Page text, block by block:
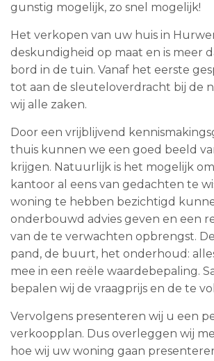
gunstig mogelijk, zo snel mogelijk!
Het verkopen van uw huis in
deskundigheid op maat en is meer
bord in de tuin. Vanaf het eerste
tot aan de sleuteloverdracht bij de
wij alle zaken.
Door een vrijblijvend
thuis kunnen we een goed beeld
krijgen. Natuurlijk is het mogelijk
kantoor al eens van gedachten te
woning te hebben bezichtigd
onderbouwd advies geven en een
van de te verwachten opbrengst.
pand, de buurt, het onderhoud:
mee in een reële waardebepaling.
bepalen wij de vraagprijs en de te
Vervolgens presenteren wij u een
verkoopplan. Dus overleggen wij
hoe wij uw woning gaan